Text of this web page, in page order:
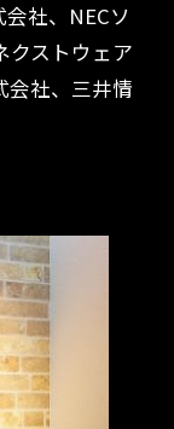
社、NECソ
クストウェア
会社、三井情